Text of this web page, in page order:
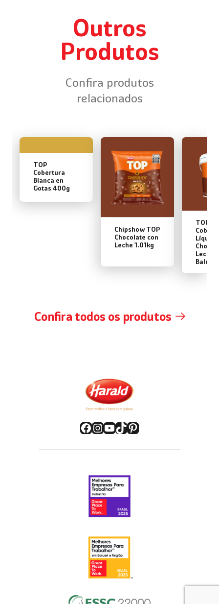
Outros
Produtos
Confira produtos
relacionados
TOP
Cobertura
Blanca en
Gotas 400g
Chipshow TOP
Chocolate con
Leche 1.01kg
TOP
Leche
Balde
Confira todos os produtos
Facebook
Instagram
YouTube
TikTok
Pinterest